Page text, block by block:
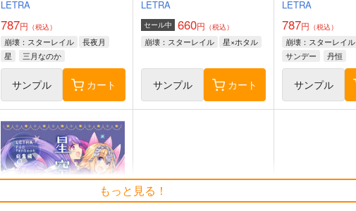
LETRA
787円 （税込）
崩壊：スターレイル
長夜月
星
三月なのか
サンプル カート
LETRA
セール中 660円 （税込）
崩壊：スターレイル 星×ホタル
サンプル カート
LETRA
787円 （税込）
崩壊：スターレイル
サンデー
丹恒
サンプル
もっと見る！